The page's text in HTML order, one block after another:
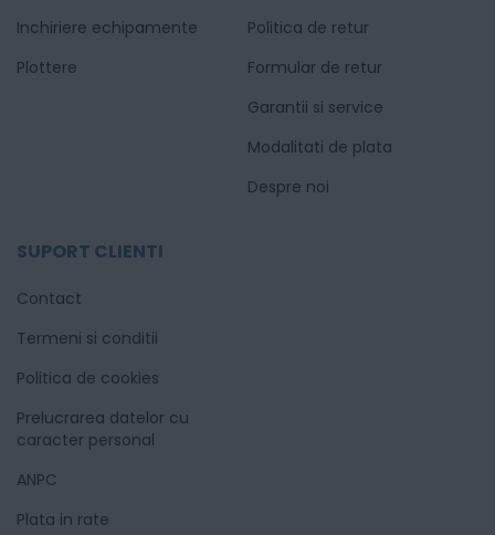
Inchiriere echipamente
Plottere
Politica de retur
Formular de retur
Garantii si service
Modalitati de plata
Despre noi
SUPORT CLIENTI
Contact
Termeni si conditii
Politica de cookies
Prelucrarea datelor cu
caracter personal
ANPC
Plata in rate